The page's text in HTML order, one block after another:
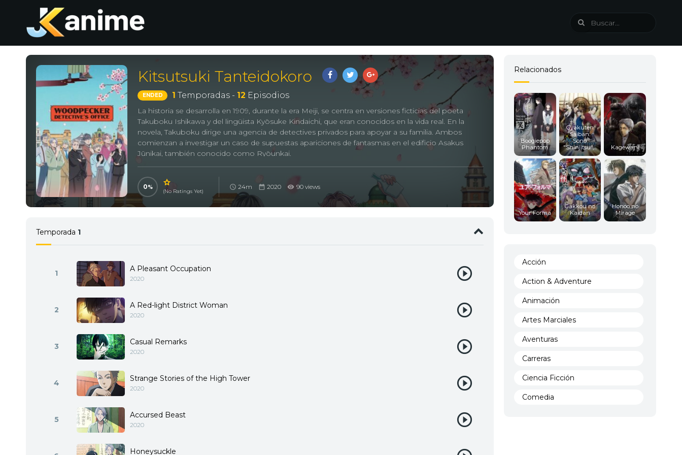
Kitsutsuki Tanteidokoro
ENDED 1 Temporadas - 12 Episodios
La historia se desarrolla en 1909, durante la era Meiji, se centra en versiones ficticias del poeta
Takuboku Ishikawa y del lingüista Kyōsuke Kindaichi, que eran conocidos en la vida real. En la
novela, Takuboku dirige una agencia de detectives privados para apoyar a su familia. Ambos
comienzan a investigar un caso de supuestas apariciones de fantasmas en el edificio Asakus
Jūnikai, también conocido como Ryōunkai.
0
(No Ratings Yet)
24m 2020 90 views
Temporada 1
1 A Pleasant Occupation
2020
2 A Red-light District Woman
2020
3 Casual Remarks
2020
4 Strange Stories of the High Tower
2020
5 Accursed Beast
2020
Honeysuckle
Relacionados
Boogiepop
Phantom
Gyakuten
Saiban:
Sono
"Shinjitsu",...
Kagewani
Your Forma
Gakkou no
Kaidan
Honoo no
Mirage
Acción
Action & Adventure
Animación
Artes Marciales
Aventuras
Carreras
Ciencia Ficción
Comedia